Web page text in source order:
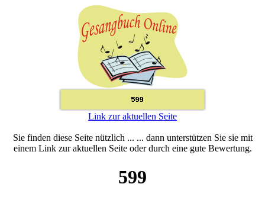
Link zur aktuellen Seite
Sie finden diese Seite nützlich ... ... dann unterstützen Sie sie mit
einem Link zur aktuellen Seite oder durch eine gute Bewertung.
599